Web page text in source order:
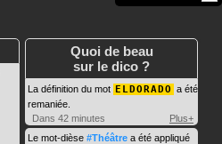
Quoi de beau
sur le dico ?
La définition du mot ELDORADO a été
remaniée.
Dans 42 minutes
Plus+
Le mot-dièse #Théâtre a été appliqué